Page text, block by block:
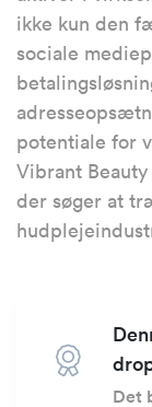
ikke kun den
sociale
potentiale for
Vibrant
der søger at
Det